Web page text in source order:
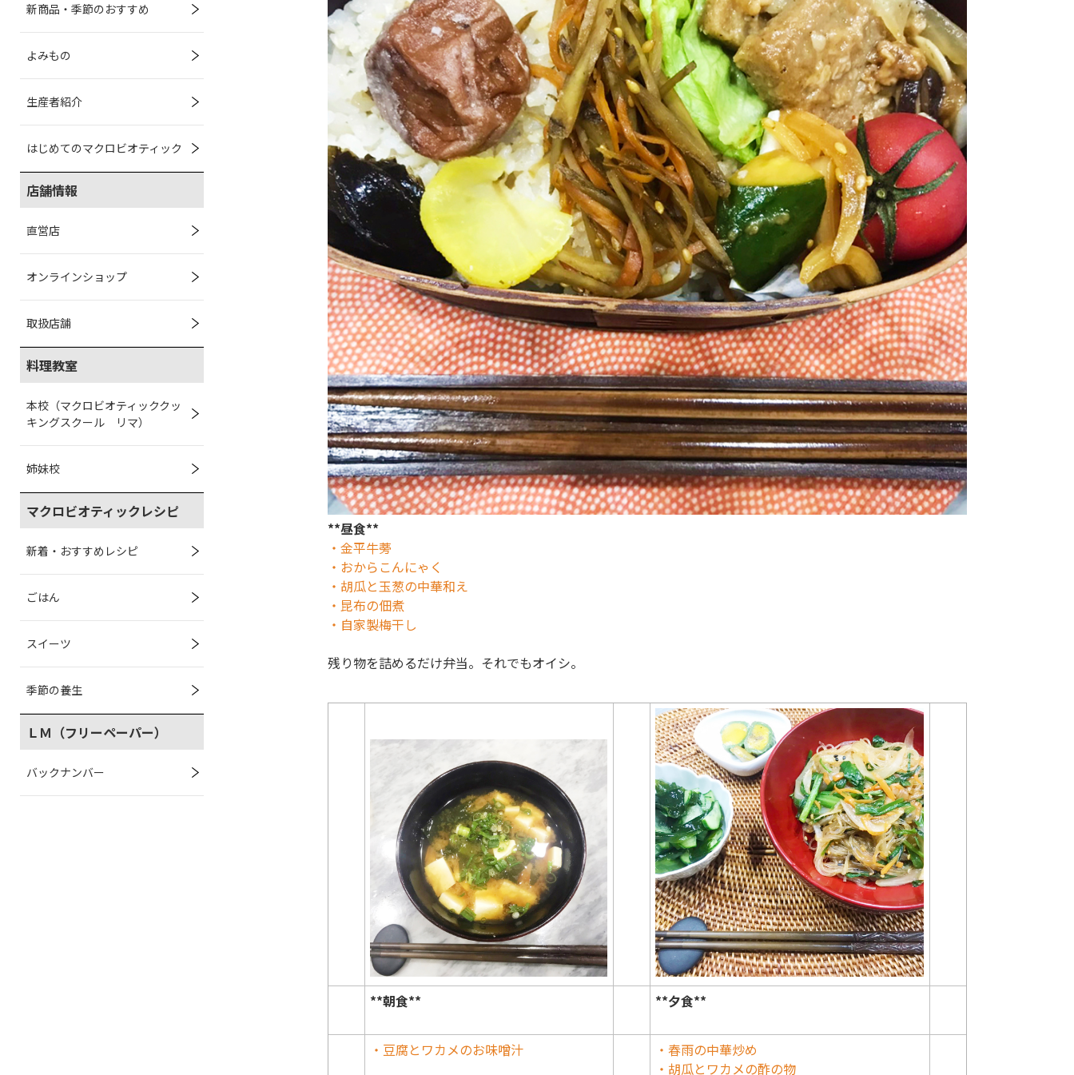
新商品・季節のおすすめ
よみもの
生産者紹介
はじめてのマクロビオティック
店舗情報
直営店
オンラインショップ
取扱店舗
料理教室
本校（マクロビオティッククッ
キングスクール リマ）
姉妹校
マクロビオティックレシピ
新着・おすすめレシピ
ごはん
スイーツ
季節の養生
ＬＭ（フリーペーパー）
バックナンバー
**昼食**
・金平牛蒡
・おからこんにゃく
・胡瓜と玉葱の中華和え
・昆布の佃煮
・自家製梅干し
残り物を詰めるだけ弁当。それでもオイシ。
**朝食** **夕食**
・豆腐とワカメのお味噌汁
・春雨の中華炒め
・胡瓜とワカメの酢の物